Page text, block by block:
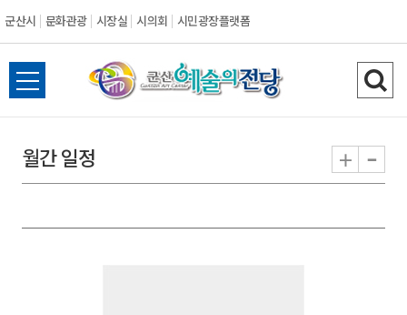
군산시 문화관광 시장실 시의회 시민광장플랫폼
군
산
전
체
뉴
열
검
색
기
월간 일정 + -